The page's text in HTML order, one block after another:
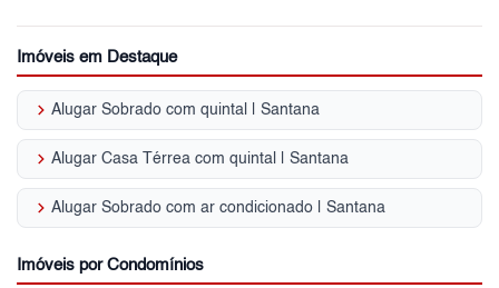
Imóveis em Destaque
keyboard_arrow_right Alugar Sobrado com quintal | Santana
keyboard_arrow_right Alugar Casa Térrea com quintal | Santana
keyboard_arrow_right Alugar Sobrado com ar condicionado | Santana
Imóveis por Condomínios